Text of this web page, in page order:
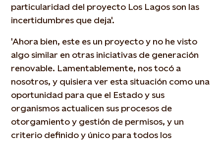
particularidad del proyecto Los Lagos son las
incertidumbres que deja'.
'Ahora bien, este es un proyecto y no he visto
algo similar en otras iniciativas de generación
renovable. Lamentablemente, nos tocó a
nosotros, y quisiera ver esta situación como una
oportunidad para que el Estado y sus
organismos actualicen sus procesos de
otorgamiento y gestión de permisos, y un
criterio definido y único para todos los